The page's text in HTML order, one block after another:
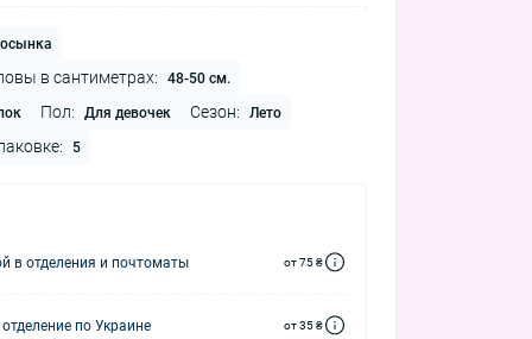
в сантиметрах: 48-50 см.
Пол: Для девочек Сезон: Лето
5
в отделения и почтоматы от 75 ₴
по Украине от 35 ₴